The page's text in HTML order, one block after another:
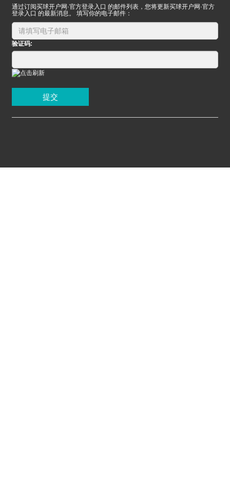
通过订阅买球开户网·官方登录入口 的邮件列表，您将更新买球开户网·官方
登录入口 的最新消息。 填写你的电子邮件：
验证码:
提交